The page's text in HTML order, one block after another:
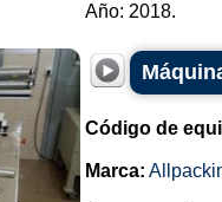
Año: 2018.
Código de
Marca: